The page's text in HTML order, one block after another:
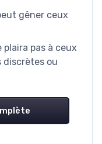
gêner ceux
pas à ceux
discrètes ou